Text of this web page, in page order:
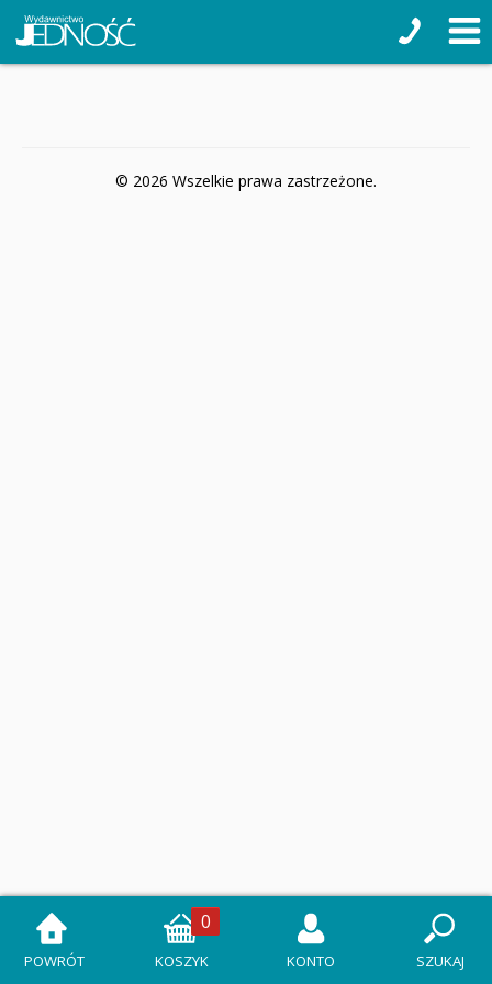
© 2026 Wszelkie prawa zastrzeżone.
POWRÓT
0
KOSZYK KONTO SZUKAJ